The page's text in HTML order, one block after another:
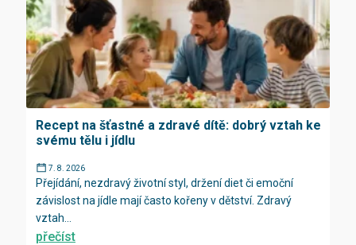
Recept na šťastné a zdravé dítě: dobrý vztah ke
svému tělu i jídlu
7. 8. 2026
Přejídání, nezdravý životní styl, držení diet či emoční
závislost na jídle mají často kořeny v dětství. Zdravý
vztah...
přečíst